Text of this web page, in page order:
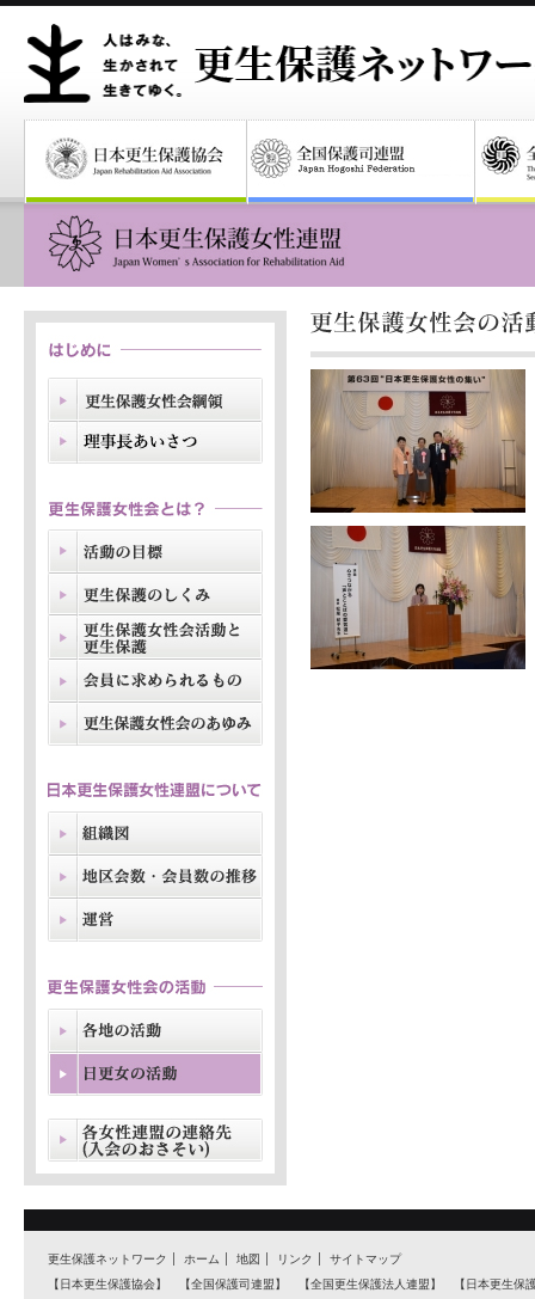
更生保護ネットワーク ホーム 地図 リンク
サイトマップ
【日本更生保護協会】
【全国保護司連盟】 【全国更生保護法人連盟】 【日本更生保